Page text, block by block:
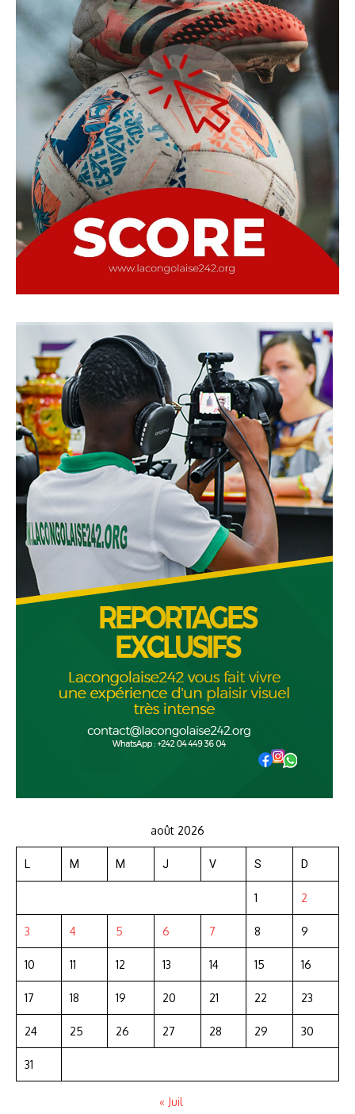
août 2026
L M M J V S D
1 2
3 4 5 6 7 8 9
10 11 12 13 14 15 16
17 18 19 20 21 22 23
24 25 26 27 28 29 30
31
« Juil